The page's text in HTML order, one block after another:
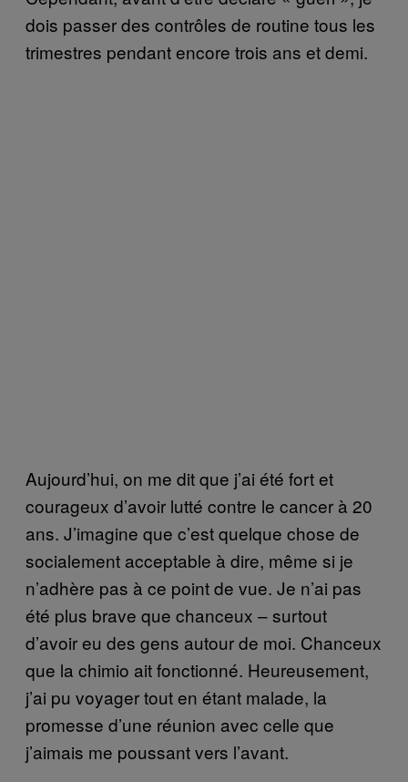
dois passer des contrôles de routine tous les
trimestres pendant encore trois ans et demi.
Aujourd’hui, on me dit que j’ai été fort et
courageux d’avoir lutté contre le cancer à 20
ans. J’imagine que c’est quelque chose de
socialement acceptable à dire, même si je
n’adhère pas à ce point de vue. Je n’ai pas
été plus brave que chanceux – surtout
d’avoir eu des gens autour de moi. Chanceux
que la chimio ait fonctionné. Heureusement,
j’ai pu voyager tout en étant malade, la
promesse d’une réunion avec celle que
j’aimais me poussant vers l’avant.